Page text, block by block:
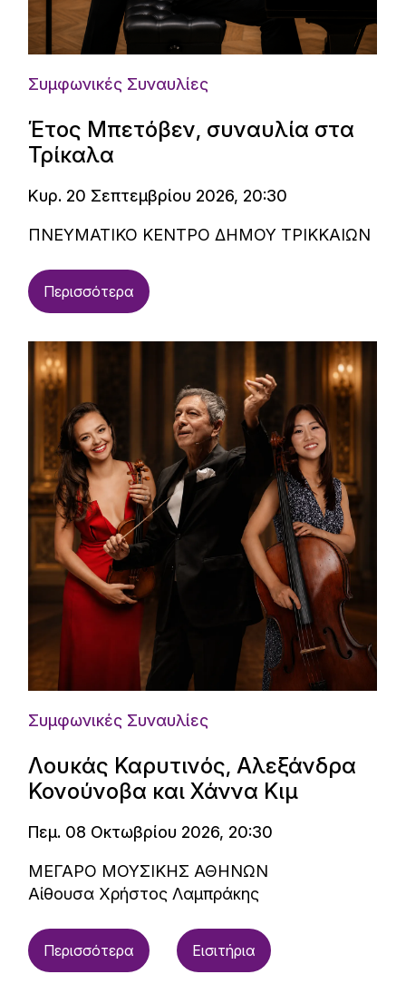
Συμφωνικές Συναυλίες
Έτος Μπετόβεν, συναυλία στα
Τρίκαλα
Κυρ. 20 Σεπτεμβρίου 2026, 20:30
ΠΝΕΥΜΑΤΙΚΟ ΚΕΝΤΡΟ ΔΗΜΟΥ ΤΡΙΚΚΑΙΩΝ
Περισσότερα
Συμφωνικές Συναυλίες
Λουκάς Καρυτινός, Αλεξάνδρα
Κονούνοβα και Χάννα Κιμ
Πεμ. 08 Οκτωβρίου 2026, 20:30
ΜΕΓΑΡΟ ΜΟΥΣΙΚΗΣ ΑΘΗΝΩΝ
Αίθουσα Χρήστος Λαμπράκης
Περισσότερα Εισιτήρια